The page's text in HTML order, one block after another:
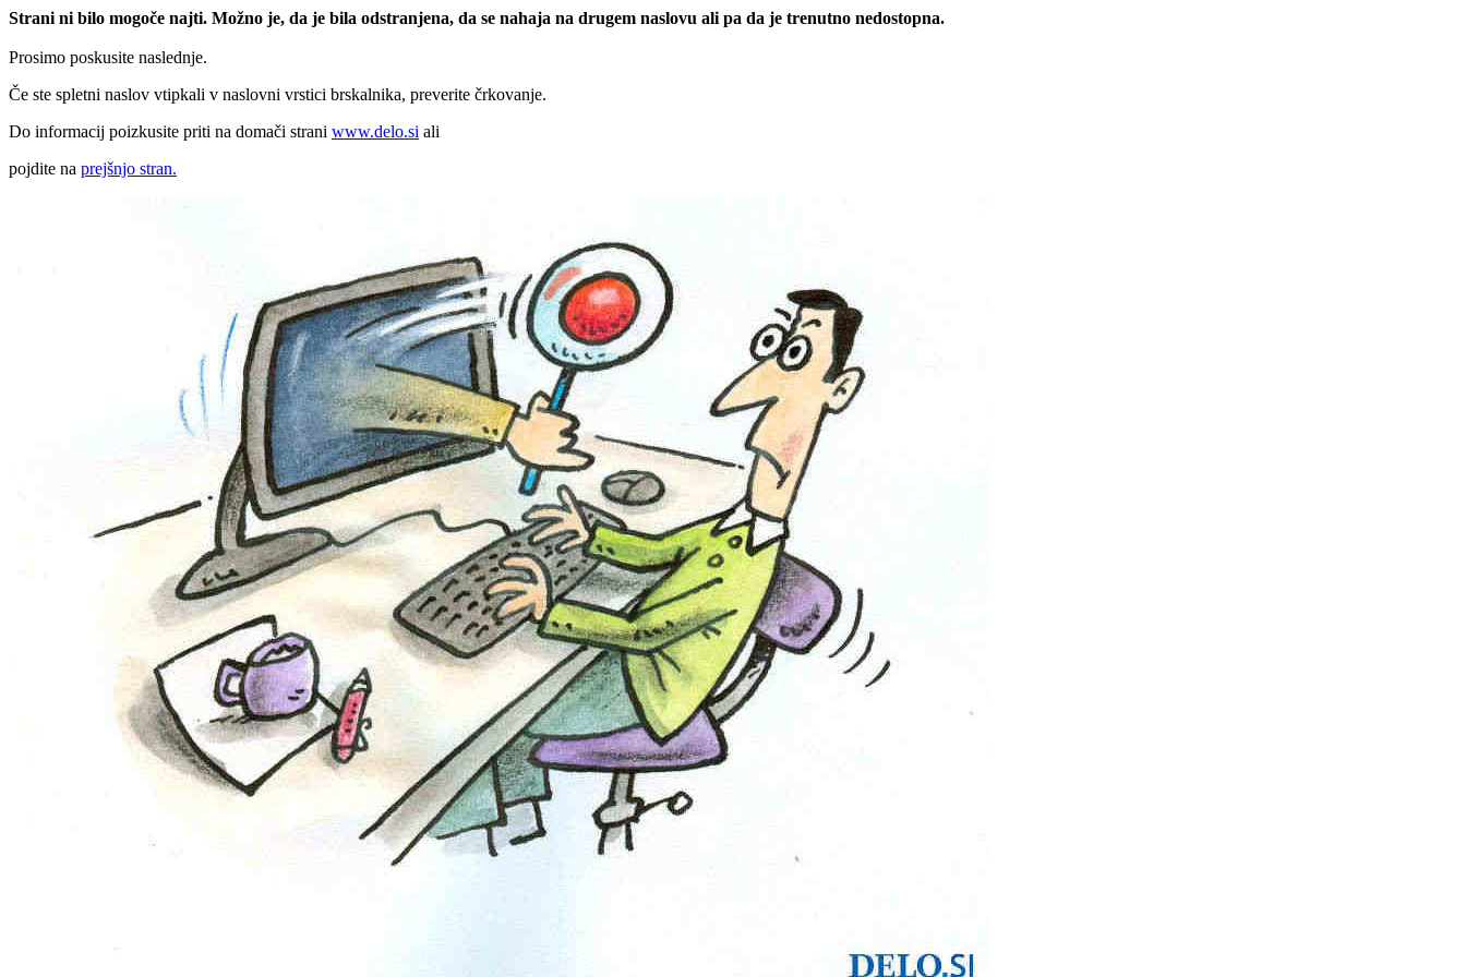
Strani ni bilo mogoče najti. Možno je, da je bila odstranjena, da se nahaja na drugem naslovu ali pa da je trenutno nedostopna.
Prosimo poskusite naslednje.
Če ste spletni naslov vtipkali v naslovni vrstici brskalnika, preverite črkovanje.
Do informacij poizkusite priti na domači strani www.delo.si ali
pojdite na prejšnjo stran.